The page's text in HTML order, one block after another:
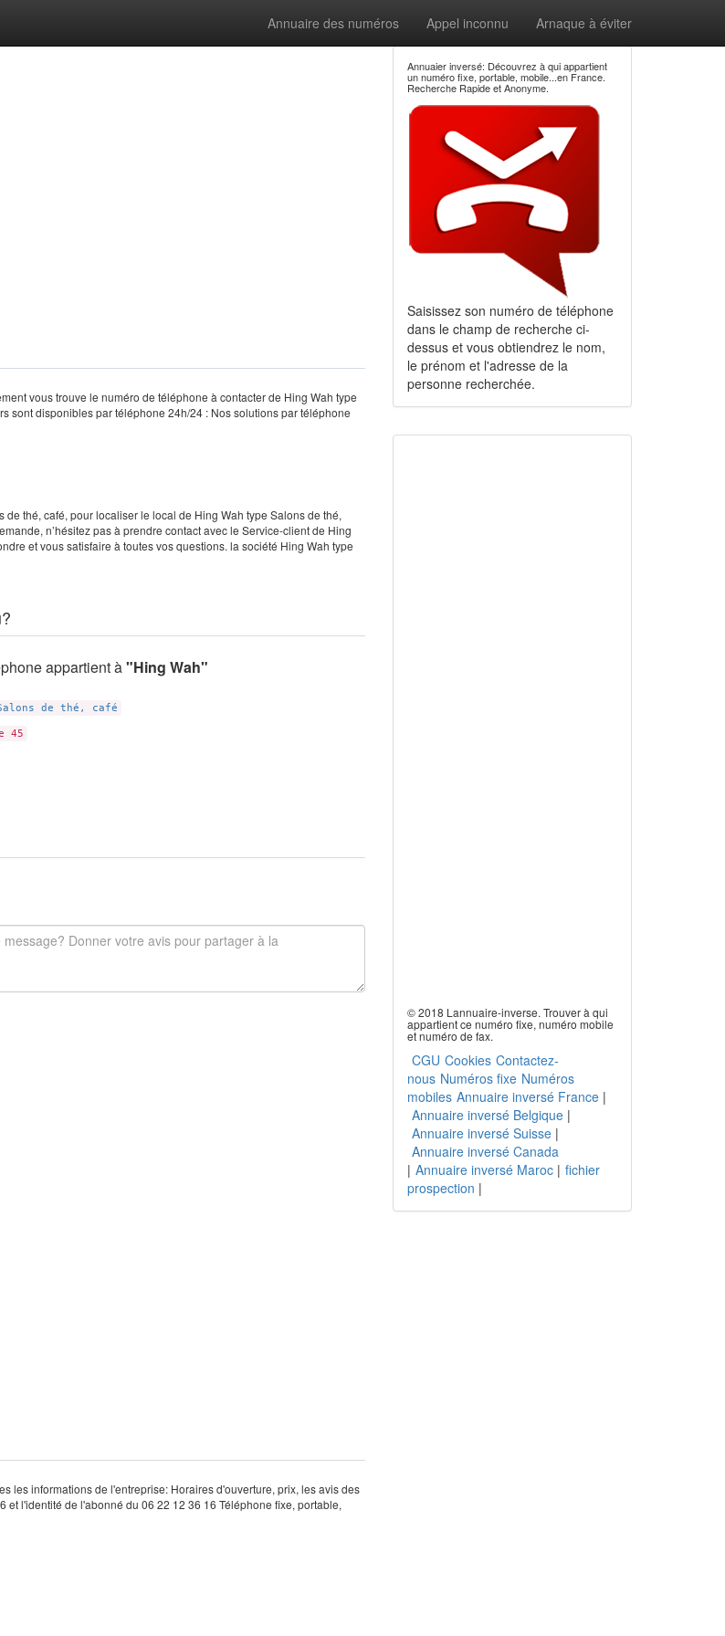
Annuaire des numéros Appel inconnu Arnaque à éviter
vous trouve le numéro de téléphone à contacter de Hing Wah type
sont disponibles par téléphone 24h/24 : Nos solutions par téléphone
thé, café, pour localiser le local de Hing Wah type Salons de thé,
n’hésitez pas à prendre contact avec le Service-client de Hing
et vous satisfaire à toutes vos questions. la société Hing Wah type
appartient à"Hing Wah"
de thé, café
45
les informations de l'entreprise: Horaires d'ouverture, prix, les avis des
l'identité de l'abonné du 06 22 12 36 16 Téléphone fixe, portable,
Annuaier inversé: Découvrez à qui appartient
un numéro fixe, portable, mobile...en France.
Recherche Rapide et Anonyme.
Saisissez son numéro de téléphone
dans le champ de recherche ci-
dessus et vous obtiendrez le nom,
le prénom et l'adresse de la
personne recherchée.
© 2018 Lannuaire-inverse. Trouver à qui
appartient ce numéro fixe, numéro mobile
et numéro de fax.
CGU Cookies Contactez-
nous Numéros fixe Numéros
mobiles Annuaire inversé France|
Annuaire inversé Belgique|
Annuaire inversé Suisse|
Annuaire inversé Canada
| Annuaire inversé Maroc| fichier
prospection |